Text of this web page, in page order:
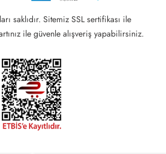
saklıdır. Sitemiz SSL sertifikası ile
ile güvenle alışveriş yapabilirsiniz.